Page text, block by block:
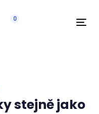
0
stejně jako